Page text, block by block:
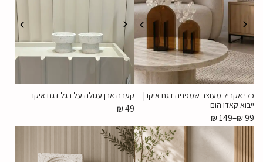
כלי אקריל מעוצב שמפניה דגם איקו |
ייבוא קאדו הום
₪99
–
₪149
קערה אבן עגולה על רגל דגם איקו
₪49